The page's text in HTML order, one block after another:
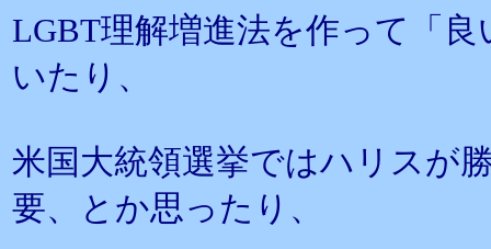
LGBT理解増進法を作って「
いたり、
米国大統領選挙ではハリスが
要、とか思ったり、